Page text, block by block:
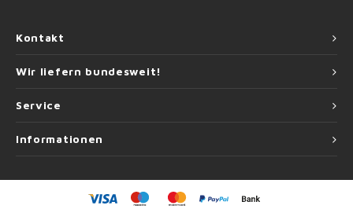
Kontakt
Wir liefern bundesweit!
Service
Informationen